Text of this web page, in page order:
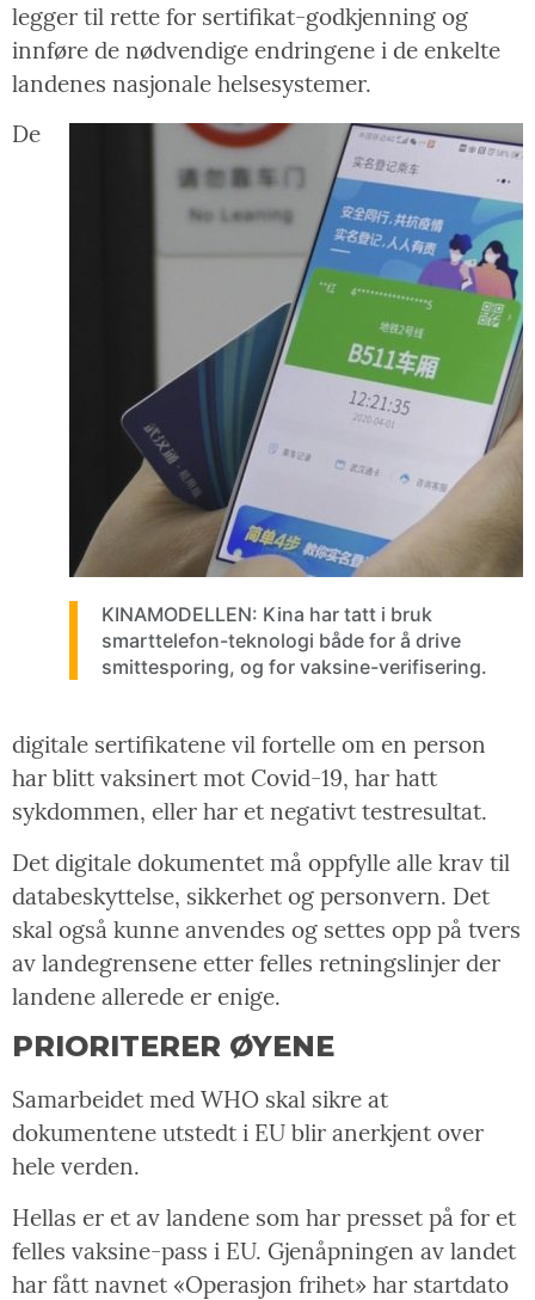
legger til rette for sertifikat-godkjenning og
innføre de nødvendige endringene i de enkelte
landenes nasjonale helsesystemer.
KINAMODELLEN: Kina har tatt i bruk
smarttelefon-teknologi både for å drive
smittesporing, og for vaksine-verifisering.
De
digitale sertifikatene vil fortelle om en person
har blitt vaksinert mot Covid-19, har hatt
sykdommen, eller har et negativt testresultat.
Det digitale dokumentet må oppfylle alle krav til
databeskyttelse, sikkerhet og personvern. Det
skal også kunne anvendes og settes opp på tvers
av landegrensene etter felles retningslinjer der
landene allerede er enige.
PRIORITERER ØYENE
Samarbeidet med WHO skal sikre at
dokumentene utstedt i EU blir anerkjent over
hele verden.
Hellas er et av landene som har presset på for et
felles vaksine-pass i EU. Gjenåpningen av landet
har fått navnet «Operasjon frihet» har startdato